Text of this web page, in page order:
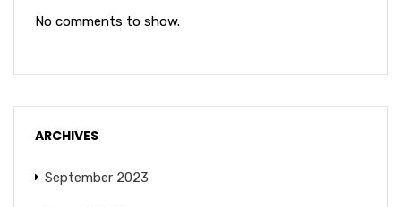
No comments to show.
ARCHIVES
September 2023